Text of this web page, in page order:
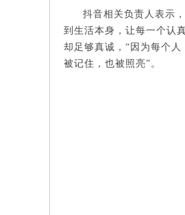
抖音相关负责人表示
到生活本身，让每一个认
却足够真诚，“因为每个
被记住，也被照亮”。